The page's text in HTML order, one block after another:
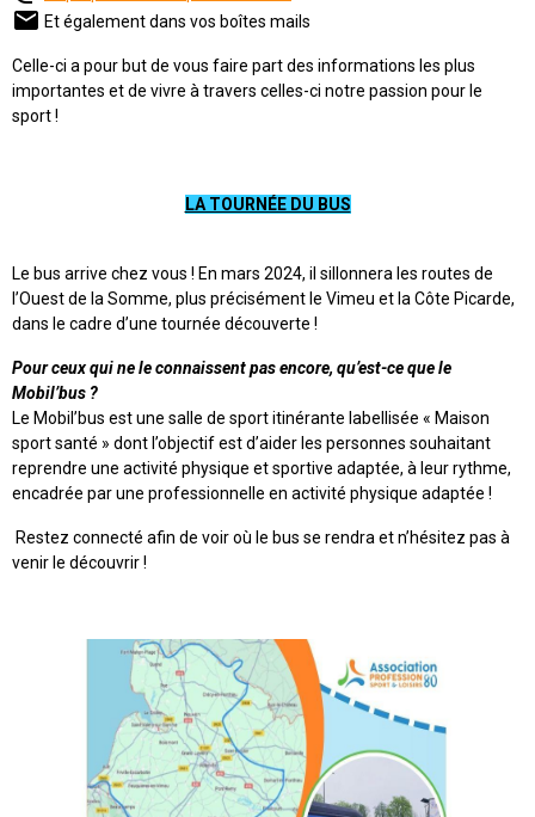
Et également dans vos boîtes mails
Celle-ci a pour but de vous faire part des informations les plus
importantes et de vivre à travers celles-ci notre passion pour le
sport !
LA TOURNÉE DU BUS
Le bus arrive chez vous ! En mars 2024, il sillonnera les routes de
l’Ouest de la Somme, plus précisément le Vimeu et la Côte Picarde,
dans le cadre d’une tournée découverte !
Pour ceux qui ne le connaissent pas encore, qu’est-ce que le
Mobil’bus ?
Le Mobil’bus est une salle de sport itinérante labellisée « Maison
sport santé » dont l’objectif est d’aider les personnes souhaitant
reprendre une activité physique et sportive adaptée, à leur rythme,
encadrée par une professionnelle en activité physique adaptée !
Restez connecté afin de voir où le bus se rendra et n’hésitez pas à
venir le découvrir !